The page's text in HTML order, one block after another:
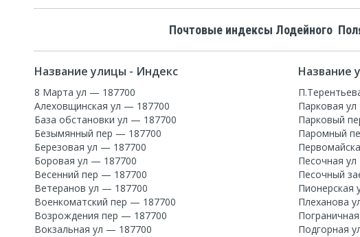
Почтовые индексы Лодейного
Название улицы - Индекс
8 Марта ул — 187700
Алеховщинская ул — 187700
База обстановки ул — 187700
Безымянный пер — 187700
Березовая ул — 187700
Боровая ул — 187700
Весенний пер — 187700
Ветеранов ул — 187700
Военкоматский пер — 187700
Возрождения пер — 187700
Вокзальная ул — 187700
Название
Парковая
Парковый
Паромный
Песочная
Песочный
Пионерская
Плеханова
Подгорная